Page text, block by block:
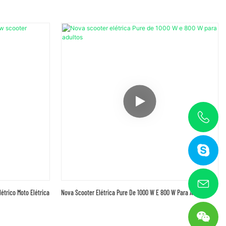
Moto Elétrica
Nova Scooter Elétrica Pure De 1000 W E 800 W Para Adultos